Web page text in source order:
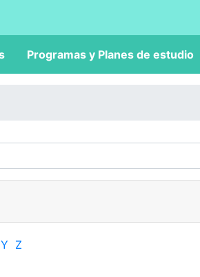
Programas y Planes de estudio
Y Z